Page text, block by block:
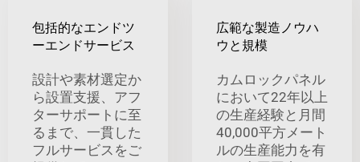
包括的なエンドツ
ーエンドサービス
設計や素材選定か
ら設置支援、アフ
ターサポートに至
るまで、一貫した
フルサービスをご
広範な製造ノウハ
ウと規模
カムロックパネル
において22年以上
の生産経験と月間
40,000平方メート
ルの生産能力を有